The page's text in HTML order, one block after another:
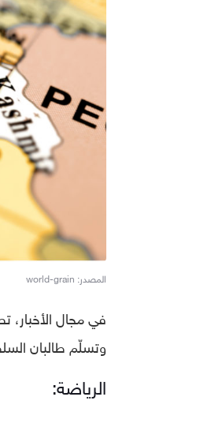
المصدر: world-grain
في مجال الأخبار،
وتسلّم طالبان
الرياضة: